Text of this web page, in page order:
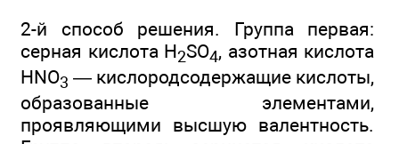
2-й способ решения. Группа первая:
серная кислота H2SO4, азотная кислота
HNO3 — кислородсодержащие кислоты,
образованные элементами,
проявляющими высшую валентность.